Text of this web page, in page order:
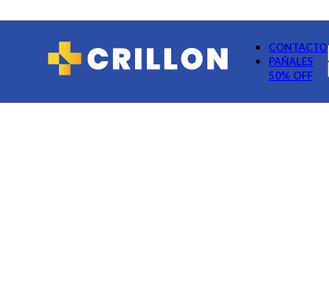
CONTACTO
PAÑALES
50% OFF